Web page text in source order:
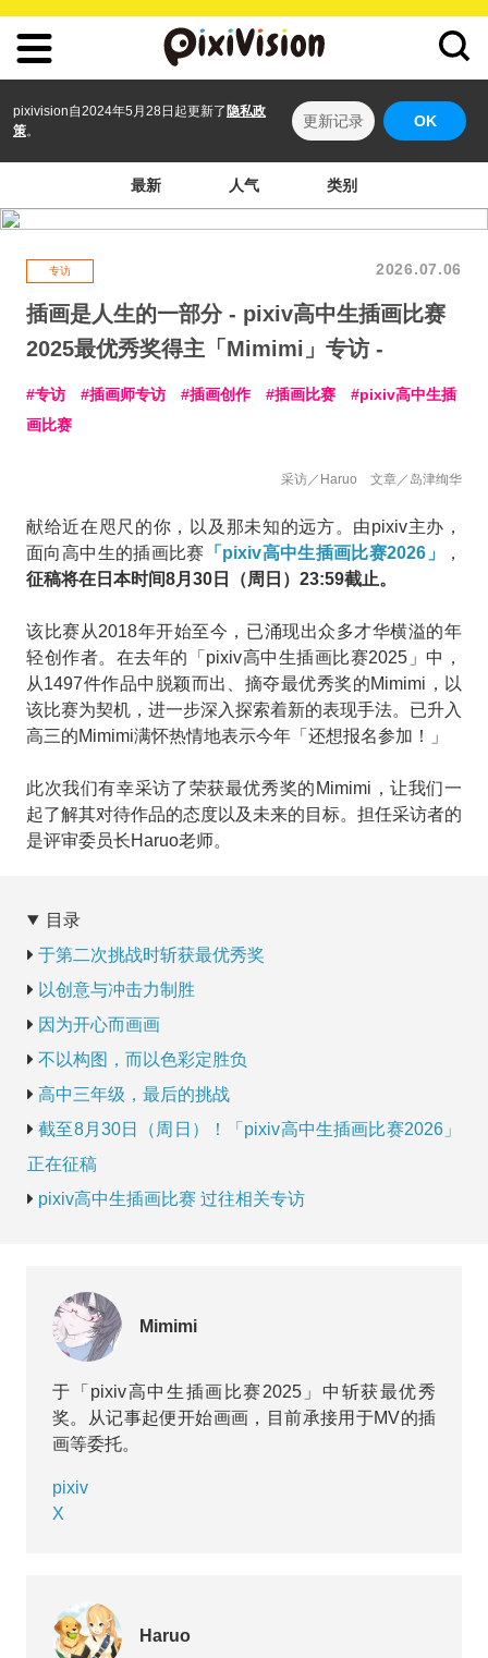
pixivision自2024年5月28日起更新了 隐私政
策。
更新记录 OK
最新 人气 类别
专访 2026.07.06
插画是人生的一部分 - pixiv高中生插画比赛
2025最优秀奖得主「Mimimi」专访 -
专访 插画师专访 插画创作 插画比赛
pixiv高中生插
画比赛
采访／Haruo 文章／岛津绚华
献给近在咫尺的你，以及那未知的远方。由pixiv主办，
面向高中生的插画比赛
「pixiv高中生插画比赛2026」
，
征稿将在日本时间8月30日（周日）23:59截止。
该比赛从2018年开始至今，已涌现出众多才华横溢的年
轻创作者。在去年的「pixiv高中生插画比赛2025」中，
从1497件作品中脱颖而出、摘夺最优秀奖的Mimimi，以
该比赛为契机，进一步深入探索着新的表现手法。已升入
高三的Mimimi满怀热情地表示今年「还想报名参加！」
此次我们有幸采访了荣获最优秀奖的Mimimi，让我们一
起了解其对待作品的态度以及未来的目标。担任采访者的
是评审委员长Haruo老师。
目录
于第二次挑战时斩获最优秀奖
以创意与冲击力制胜
因为开心而画画
不以构图，而以色彩定胜负
高中三年级，最后的挑战
截至8月30日（周日）！「pixiv高中生插画比赛2026」
正在征稿
pixiv高中生插画比赛 过往相关专访
Mimimi
于「pixiv高中生插画比赛2025」中斩获最优秀
奖。从记事起便开始画画，目前承接用于MV的插
画等委托。
pixiv
X
Haruo